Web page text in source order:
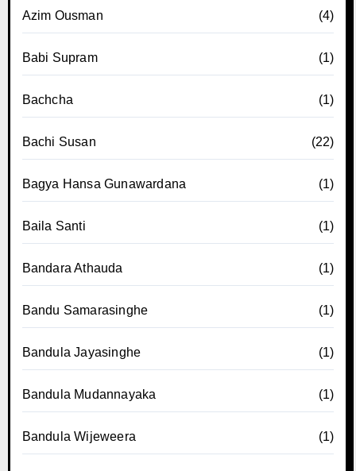
Azim Ousman (4)
Babi Supram (1)
Bachcha (1)
Bachi Susan (22)
Bagya Hansa Gunawardana (1)
Baila Santi (1)
Bandara Athauda (1)
Bandu Samarasinghe (1)
Bandula Jayasinghe (1)
Bandula Mudannayaka (1)
Bandula Wijeweera (1)